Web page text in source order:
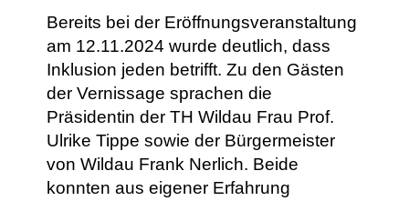
Bereits bei der Eröffnungsveranstaltung
am 12.11.2024 wurde deutlich, dass
Inklusion jeden betrifft. Zu den Gästen
der Vernissage sprachen die
Präsidentin der TH Wildau Frau Prof.
Ulrike Tippe sowie der Bürgermeister
von Wildau Frank Nerlich. Beide
konnten aus eigener Erfahrung